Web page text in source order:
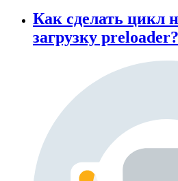
Как сделать цикл
загрузку preloader?